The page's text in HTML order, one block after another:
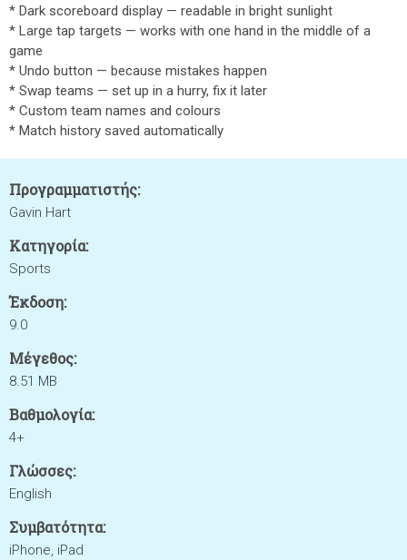
* Dark scoreboard display — readable in bright sunlight
* Large tap targets — works with one hand in the middle of a
game
* Undo button — because mistakes happen
* Swap teams — set up in a hurry, fix it later
* Custom team names and colours
* Match history saved automatically
Προγραμματιστής:
Gavin Hart
Κατηγορία:
Sports
Έκδοση:
9.0
Μέγεθος:
8.51 MB
Βαθμολογία:
4+
Γλώσσες:
English
Συμβατότητα:
iPhone, iPad